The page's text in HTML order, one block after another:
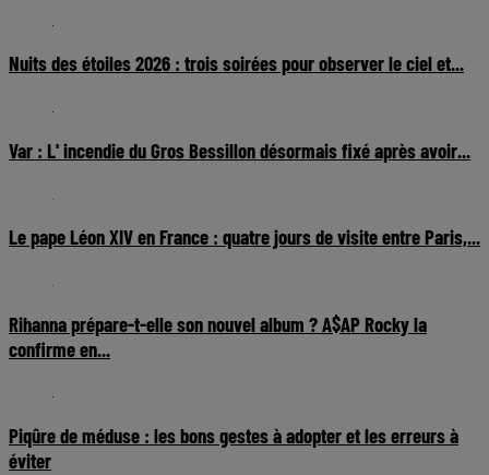
Nuits des étoiles 2026 : trois soirées pour observer le ciel et...
Var : L' incendie du Gros Bessillon désormais fixé après avoir...
Le pape Léon XIV en France : quatre jours de visite entre Paris,...
Rihanna prépare-t-elle son nouvel album ? A$AP Rocky la
confirme en...
Piqûre de méduse : les bons gestes à adopter et les erreurs à
éviter